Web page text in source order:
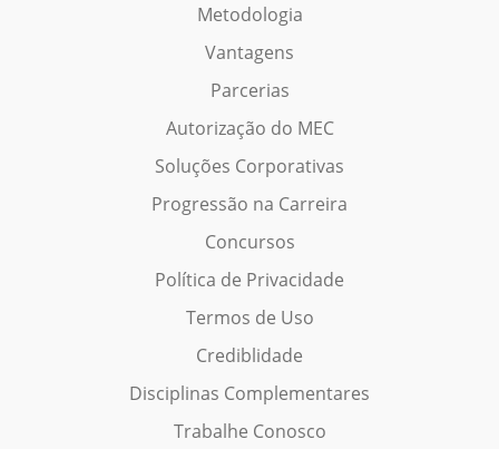
Metodologia
Vantagens
Parcerias
Autorização do MEC
Soluções Corporativas
Progressão na Carreira
Concursos
Política de Privacidade
Termos de Uso
Crediblidade
Disciplinas Complementares
Trabalhe Conosco